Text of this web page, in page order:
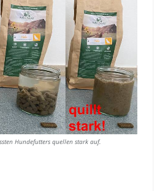
Hundefutters quellen stark auf.